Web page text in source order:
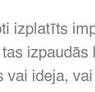
izplatīts
izpaudās
vai ideja,